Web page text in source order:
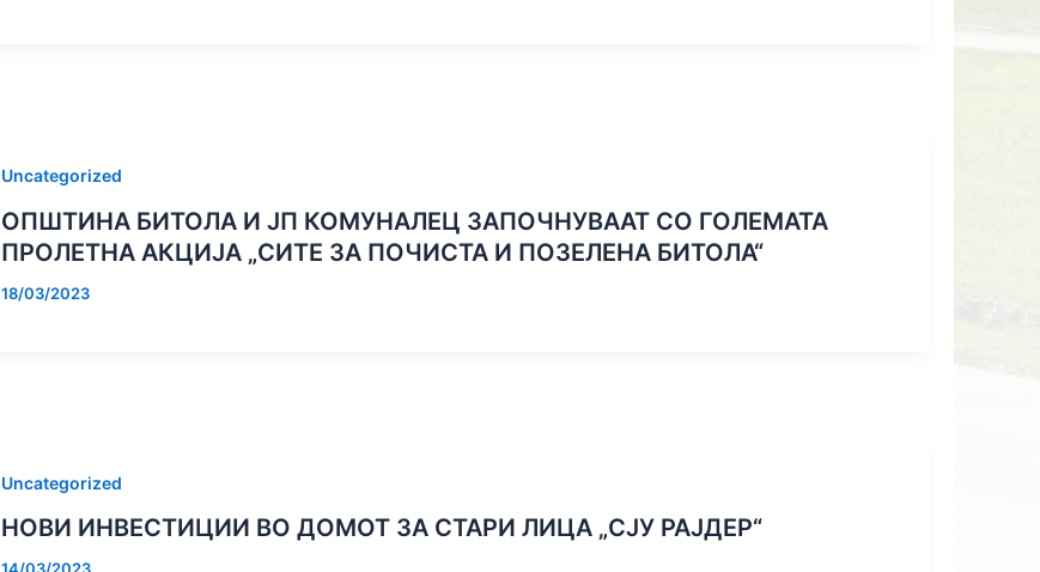
Uncategorized
ОПШТИНА БИТОЛА И ЈП КОМУНАЛЕЦ ЗАПОЧНУВААТ СО ГОЛЕМАТА
ПРОЛЕТНА АКЦИЈА „СИТЕ ЗА ПОЧИСТА И ПОЗЕЛЕНА БИТОЛА“
18/03/2023
Uncategorized
НОВИ ИНВЕСТИЦИИ ВО ДОМОТ ЗА СТАРИ ЛИЦА „СЈУ РАЈДЕР“